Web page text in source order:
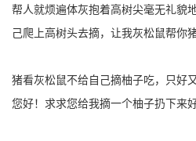
帮人就烦遍体灰抱着高树尖毫无礼貌
己爬上高树头去摘，让我灰松鼠帮你
猪看灰松鼠不给自己摘柚子吃，只好
您好！求求您给我摘一个柚子扔下来